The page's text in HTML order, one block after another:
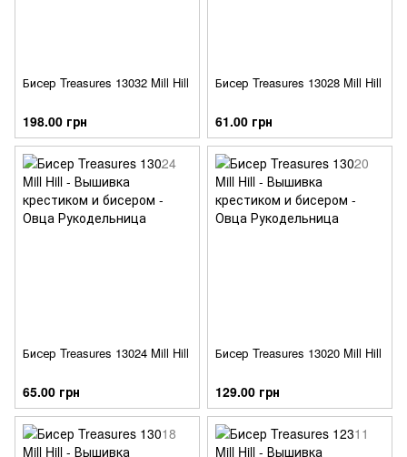
Бисер Treasures 13032 Mill Hill
198.00 грн
Бисер Treasures 13028 Mill Hill
61.00 грн
Бисер Treasures 13024 Mill Hill
65.00 грн
Бисер Treasures 13020 Mill Hill
129.00 грн